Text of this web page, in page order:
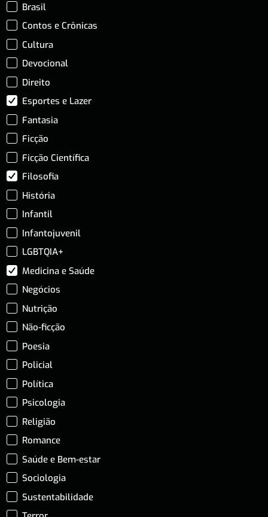
Brasil
Contos e Crônicas
Cultura
Devocional
Direito
Esportes e Lazer
Fantasia
Ficção
Ficção Científica
Filosofia
História
Infantil
Infantojuvenil
LGBTQIA+
Medicina e Saúde
Negócios
Nutrição
Não-ficção
Poesia
Policial
Política
Psicologia
Religião
Romance
Saúde e Bem-estar
Sociologia
Sustentabilidade